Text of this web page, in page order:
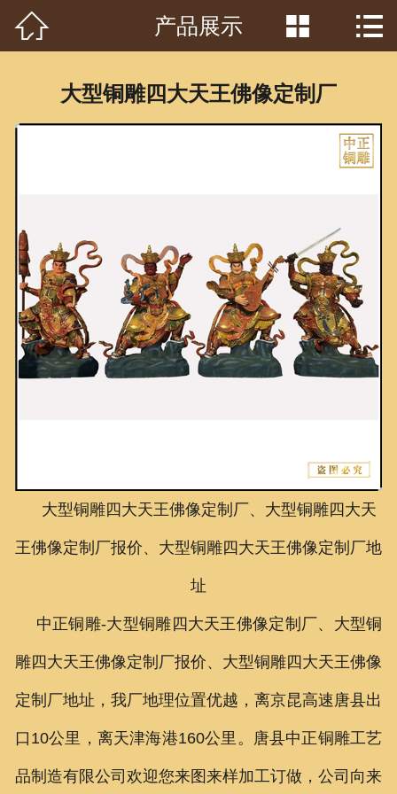
首页
常识问答
新闻资讯
荣誉资质
泥塑鉴赏
 产品展示  
大型铜雕四大天王佛像定制厂
大型铜雕四大天王佛像定制厂、大型铜雕四大天
王佛像定制厂报价、大型铜雕四大天王佛像定制厂地
址
中正铜雕-大型铜雕四大天王佛像定制厂、 大型铜
雕四大天王佛像定制厂报价、 大型铜雕四大天王佛像
定制厂地址 ，我厂地理位置优越，离京昆高速唐县出
口10公里，离天津海港160公里。唐县中正铜雕工艺
品制造有限公司欢迎您来图来样加工订做，公司向来